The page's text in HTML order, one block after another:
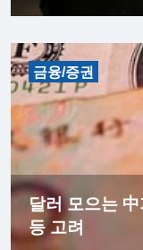
금융/증권
달러 모으는
등 고려